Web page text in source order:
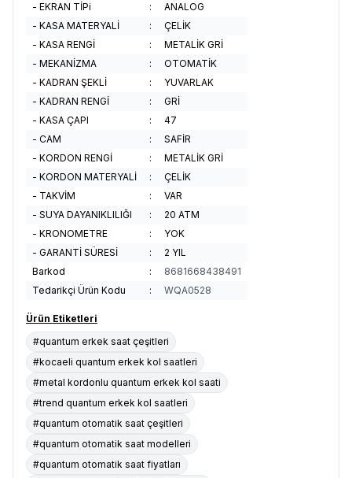
- EKRAN TİPi
:
ANALOG
- KASA MATERYALİ
:
ÇELİK
- KASA RENGİ
:
METALİK GRİ
- MEKANİZMA
:
OTOMATİK
- KADRAN ŞEKLİ
:
YUVARLAK
- KADRAN RENGİ
:
GRİ
- KASA ÇAPI
:
47
- CAM
:
SAFİR
- KORDON RENGİ
:
METALİK GRİ
- KORDON MATERYALİ
:
ÇELİK
- TAKVİM
:
VAR
- SUYA DAYANIKLILIĞI
:
20 ATM
- KRONOMETRE
:
YOK
- GARANTİ SÜRESİ
:
2 YIL
Barkod
:
8681668438491
Tedarikçi Ürün Kodu
: WQA0528
Ürün Etiketleri
#quantum erkek saat çeşitleri
#kocaeli quantum erkek kol saatleri
#metal kordonlu quantum erkek kol saati
#trend quantum erkek kol saatleri
#quantum otomatik saat çeşitleri
#quantum otomatik saat modelleri
#quantum otomatik saat fiyatları